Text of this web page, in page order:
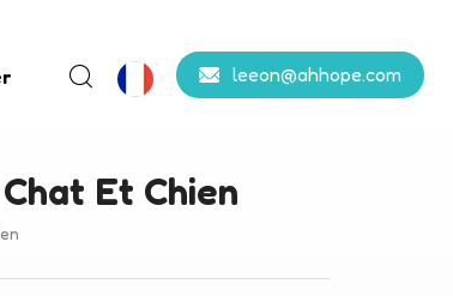
leeon@ahhope.com
Et Chien